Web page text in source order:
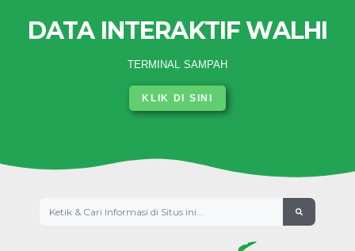
DATA INTERAKTIF WALHI
TERMINAL SAMPAH
KLIK DI SINI